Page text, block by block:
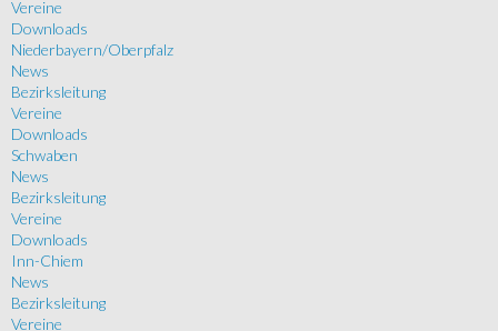
Vereine
Downloads
Niederbayern/Oberpfalz
News
Bezirksleitung
Vereine
Downloads
Schwaben
News
Bezirksleitung
Vereine
Downloads
Inn-Chiem
News
Bezirksleitung
Vereine